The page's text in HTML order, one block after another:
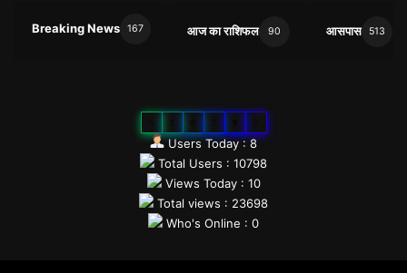
Breaking News 167 आज का राशिफल 90 आसपास 513
Users Today : 8
Total Users : 10798
Views Today : 10
Total views : 23698
Who's Online : 0